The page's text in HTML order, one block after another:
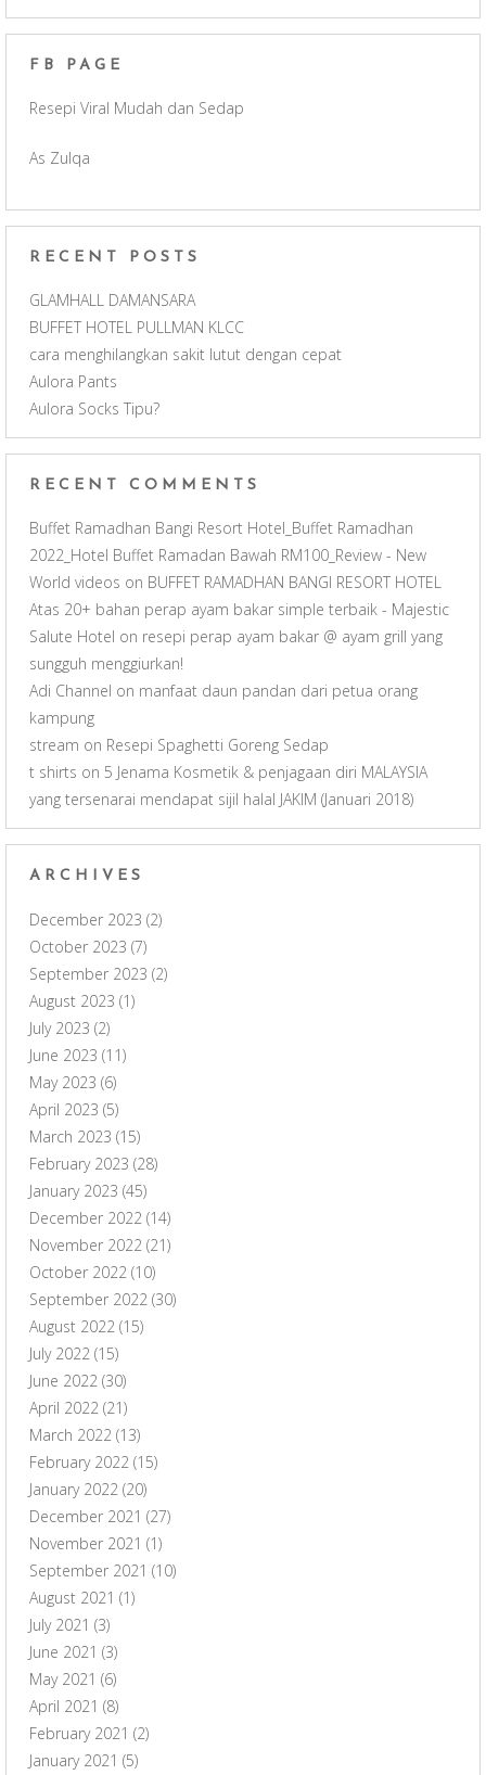
b a
m
u
n
e
FB PAGE
Resepi Viral Mudah dan Sedap
As Zulqa
RECENT POSTS
GLAMHALL DAMANSARA
BUFFET HOTEL PULLMAN KLCC
cara menghilangkan sakit lutut dengan cepat
Aulora Pants
Aulora Socks Tipu?
RECENT COMMENTS
Buffet Ramadhan Bangi Resort Hotel_Buffet Ramadhan
2022_Hotel Buffet Ramadan Bawah RM100_Review - New
World videos on BUFFET RAMADHAN BANGI RESORT HOTEL
Atas 20+ bahan perap ayam bakar simple terbaik - Majestic
Salute Hotel on resepi perap ayam bakar @ ayam grill yang
sungguh menggiurkan!
Adi Channel on manfaat daun pandan dari petua orang
kampung
stream on Resepi Spaghetti Goreng Sedap
t shirts on 5 Jenama Kosmetik & penjagaan diri MALAYSIA
yang tersenarai mendapat sijil halal JAKIM (Januari 2018)
ARCHIVES
December 2023 (2)
October 2023 (7)
September 2023 (2)
August 2023 (1)
July 2023 (2)
June 2023 (11)
May 2023 (6)
April 2023 (5)
March 2023 (15)
February 2023 (28)
January 2023 (45)
December 2022 (14)
November 2022 (21)
October 2022 (10)
September 2022 (30)
August 2022 (15)
July 2022 (15)
June 2022 (30)
April 2022 (21)
March 2022 (13)
February 2022 (15)
January 2022 (20)
December 2021 (27)
November 2021 (1)
September 2021 (10)
August 2021 (1)
July 2021 (3)
June 2021 (3)
May 2021 (6)
April 2021 (8)
February 2021 (2)
January 2021 (5)